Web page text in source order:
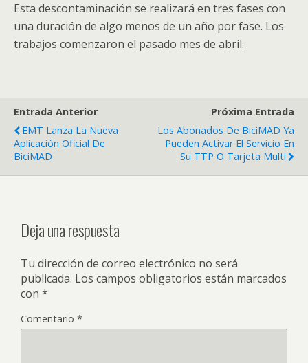
Esta descontaminación se realizará en tres fases con
una duración de algo menos de un año por fase. Los
trabajos comenzaron el pasado mes de abril.
Entrada Anterior
EMT Lanza La Nueva
Aplicación Oficial De
BiciMAD
Próxima Entrada
Los Abonados De BiciMAD Ya
Pueden Activar El Servicio En
Su TTP O Tarjeta Multi
Deja una respuesta
Tu dirección de correo electrónico no será
publicada. Los campos obligatorios están marcados
con *
Comentario *